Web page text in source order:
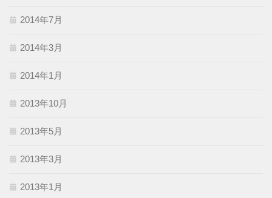
2014年7月
2014年3月
2014年1月
2013年10月
2013年5月
2013年3月
2013年1月